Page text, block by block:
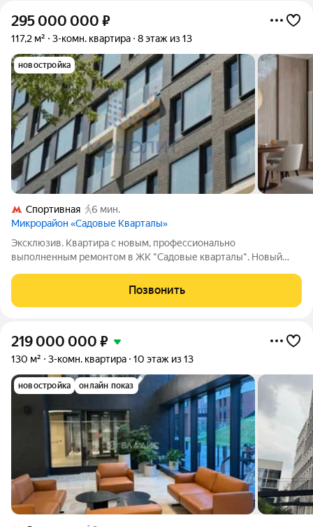
295 000 000 ₽
117,2 м² 3-комн. квартира 8 этаж из 13
новостройка
Спортивная
6 мин.
Микрорайон «Садовые Кварталы»
Эксклюзив. Квартира с новым, профессионально
выполненным ремонтом в ЖК "Садовые кварталы". Новый
брендов. Высокий этаж, приятный, спокойный вид из окон.
Полная стоимость в ДКП. Узаконенная
Позвонить
219 000 000 ₽
130 м² 3-комн. квартира 10 этаж из 13
новостройка онлайн показ